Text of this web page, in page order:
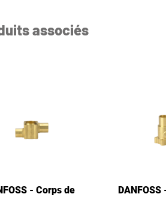
associés
- Corps de